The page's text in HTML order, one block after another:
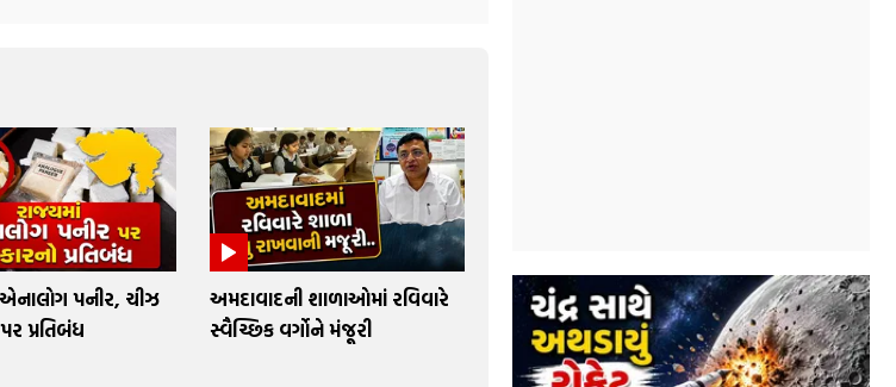
પનીર, ચીઝ
પ્રતિબંધ
અમદાવાદની શાળાઓમાં રવિવારે
સ્વૈચ્છિક વર્ગોને મંજૂરી